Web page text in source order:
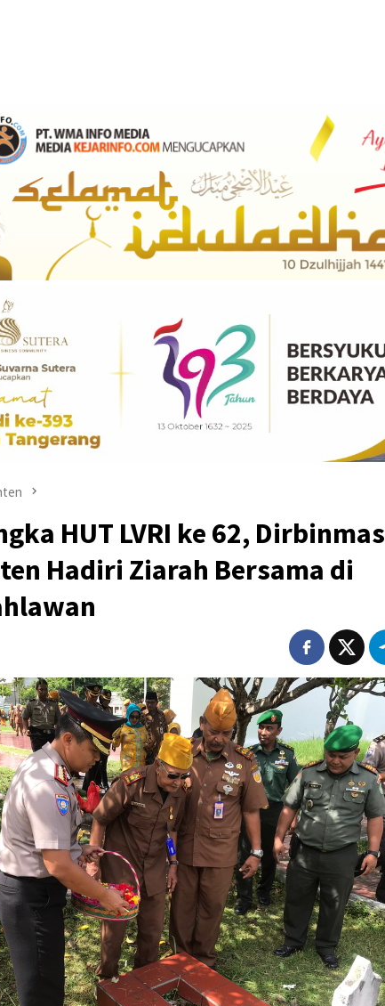
HUT LVRI ke 62, Dirbinmas
Hadiri Ziarah Bersama di